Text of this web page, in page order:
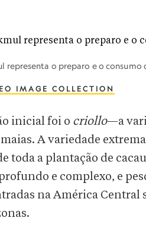
o preparo e o consumo
IMAGE COLLECTION
inicial foi o criollo—a
A variedade
toda a plantação de
e complexo, e
na América Central